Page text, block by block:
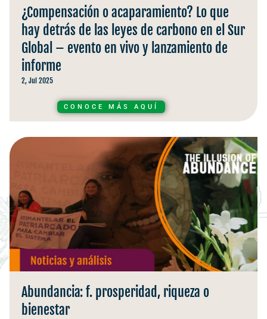
¿Compensación o acaparamiento? Lo que
hay detrás de las leyes de carbono en el Sur
Global – evento en vivo y lanzamiento de
informe
2, Jul 2025
CONOCE MÁS AQUÍ
Abundancia: f. prosperidad, riqueza o
bienestar